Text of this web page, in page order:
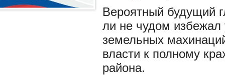
Вероятный будущий
ли не чудом избежал
земельных
власти к полному
района.